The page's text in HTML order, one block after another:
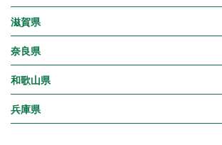
滋賀県
奈良県
和歌山県
兵庫県